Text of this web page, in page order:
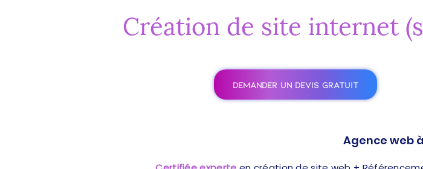
Création de site internet
DEMANDER UN DEVIS GRATUIT
Agence web